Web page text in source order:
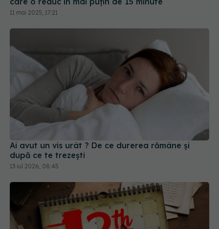
Ai avut un vis urât ? De ce durerea rămâne și
13 iul 2026, 08:45